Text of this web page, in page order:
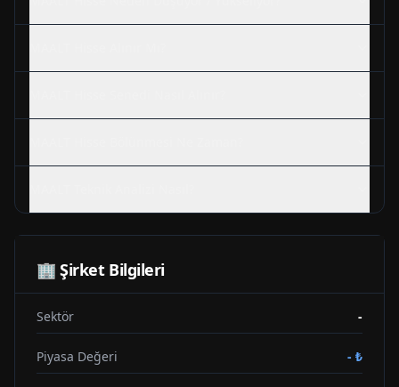
🏢 Şirket Bilgileri
Sektör -
Piyasa Değeri - ₺